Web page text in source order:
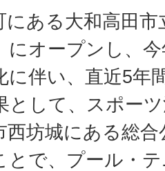
にある大和高田
にオープンし、
に伴い、直近5年
として、スポー
西坊城にある総
とで、プール・